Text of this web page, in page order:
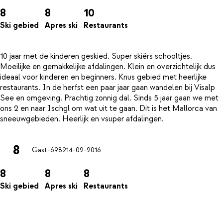
8
Ski gebied
8
Apres ski
10
Restaurants
10 jaar met de kinderen geskied. Super skiërs schooltjes.
Moeilijke en gemakkelijke afdalingen. Klein en overzichtelijk dus
ideaal voor kinderen en beginners. Knus gebied met heerlijke
restaurants. In de herfst een paar jaar gaan wandelen bij Visalp
See en omgeving. Prachtig zonnig dal. Sinds 5 jaar gaan we met
ons 2 en naar Ischgl om wat uit te gaan. Dit is het Mallorca van
8 Gast-698214-02-2016
8
Ski gebied
8
Apres ski
8
Restaurants